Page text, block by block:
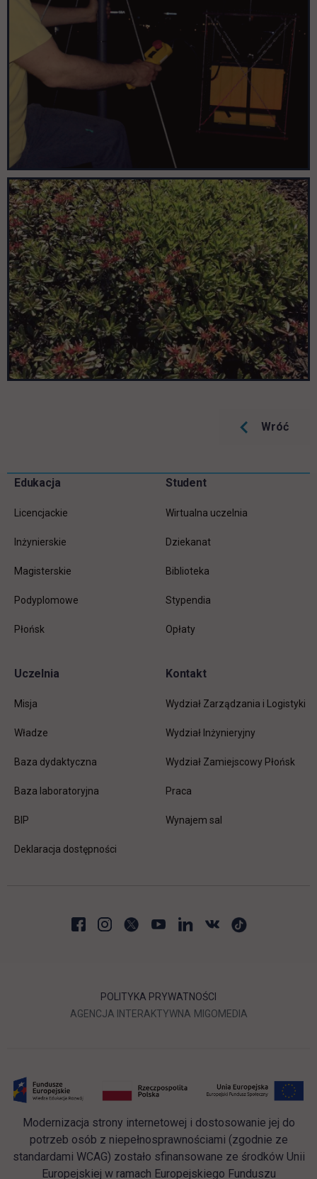
Wróć
Pomiń
Informacje w stopce
Edukacja
Licencjackie
Inżynierskie
Magisterskie
Podyplomowe
Płońsk
Student
Wirtualna uczelnia
Dziekanat
Biblioteka
Stypendia
Opłaty
Uczelnia
Misja
Władze
Baza dydaktyczna
Baza laboratoryjna
BIP
Deklaracja dostępności
Kontakt
Wydział Zarządzania i Logistyki
Wydział Inżynieryjny
Wydział Zamiejscowy Płońsk
Praca
Wynajem sal
POLITYKA PRYWATNOŚCI
AGENCJA INTERAKTYWNA LINK OTWIERA SIĘ W
MIGOMEDIA
Modernizacja strony internetowej i dostosowanie jej do
potrzeb osób z niepełnosprawnościami (zgodnie ze
standardami WCAG) zostało sfinansowane ze środków Unii
Europejskiej w ramach Europejskiego Funduszu